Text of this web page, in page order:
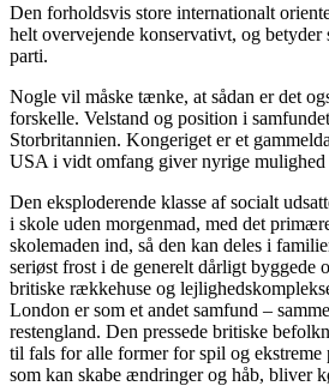
Den forholdsvis store internationalt
helt overvejende konservativt, og betyder
parti.
Nogle vil måske tænke, at sådan er det
forskelle. Velstand og position i
Storbritannien. Kongeriget er et
USA i vidt omfang giver nyrige
Den eksploderende klasse af socialt
i skole uden morgenmad, med det
skolemaden ind, så den kan deles i
seriøst frost i de generelt dårligt byggede
britiske rækkehuse og
London er som et andet samfund –
restengland. Den pressede britiske
til fals for alle former for spil og
som kan skabe ændringer og håb, bliver